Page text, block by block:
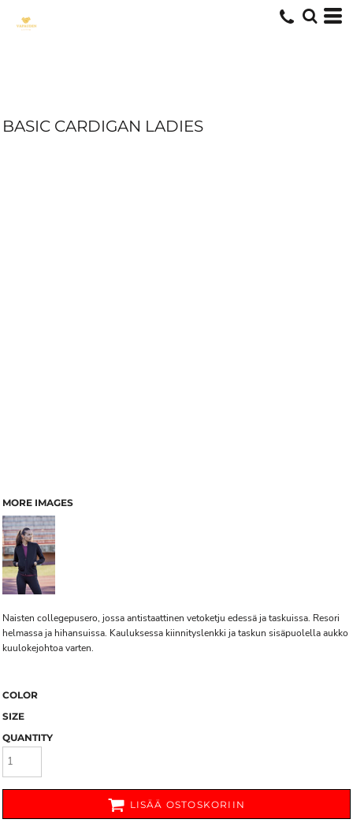
BASIC CARDIGAN LADIES
MORE IMAGES
Naisten collegepusero, jossa antistaattinen vetoketju edessä ja taskuissa. Resori
helmassa ja hihansuissa. Kauluksessa kiinnityslenkki ja taskun sisäpuolella aukko
kuulokejohtoa varten.
COLOR
SIZE
QUANTITY
LISÄÄ OSTOSKORIIN